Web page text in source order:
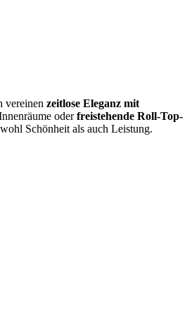
vereinen zeitlose Eleganz mit
oderfreistehende Roll-Top-
Schönheit als auch Leistung.